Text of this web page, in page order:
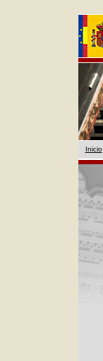
Inicio